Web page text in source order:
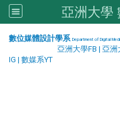
亞洲大學
數位媒體設計學系 Department of Digital
亞洲大學FB | 亞洲
IG | 數媒系YT